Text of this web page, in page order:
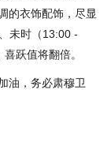
的衣饰配饰，尽显
未时（13:00 -
跃值将翻倍。
油，务必肃穆卫